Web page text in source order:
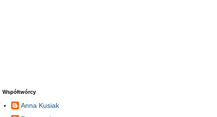
Współtwórcy
Anna Kusiak